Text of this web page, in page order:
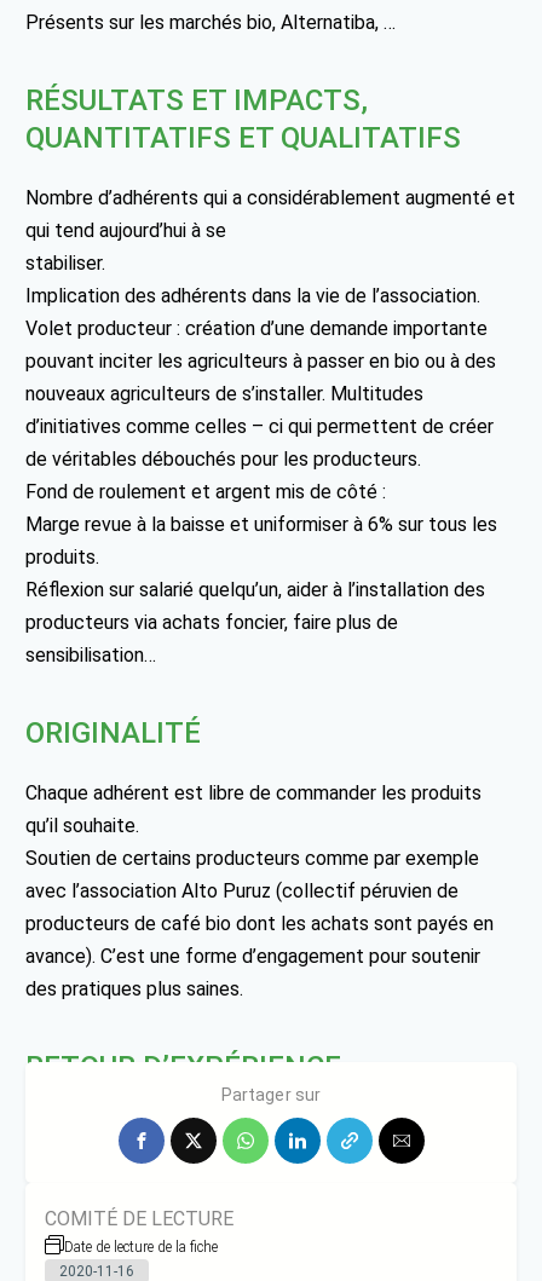
Présents sur les marchés bio, Alternatiba, …
RÉSULTATS ET IMPACTS,
QUANTITATIFS ET QUALITATIFS
Nombre d’adhérents qui a considérablement augmenté et
qui tend aujourd’hui à se
stabiliser.
Implication des adhérents dans la vie de l’association.
Volet producteur : création d’une demande importante
pouvant inciter les agriculteurs à passer en bio ou à des
nouveaux agriculteurs de s’installer. Multitudes
d’initiatives comme celles – ci qui permettent de créer
de véritables débouchés pour les producteurs.
Fond de roulement et argent mis de côté :
Marge revue à la baisse et uniformiser à 6% sur tous les
produits.
Réflexion sur salarié quelqu’un, aider à l’installation des
producteurs via achats foncier, faire plus de
sensibilisation…
ORIGINALITÉ
Chaque adhérent est libre de commander les produits
qu’il souhaite.
Soutien de certains producteurs comme par exemple
avec l’association Alto Puruz (collectif péruvien de
producteurs de café bio dont les achats sont payés en
avance). C’est une forme d’engagement pour soutenir
des pratiques plus saines.
RETOUR D’EXPÉRIENCE
Partager sur
COMITÉ DE LECTURE
Date de lecture de la fiche
2020-11-16